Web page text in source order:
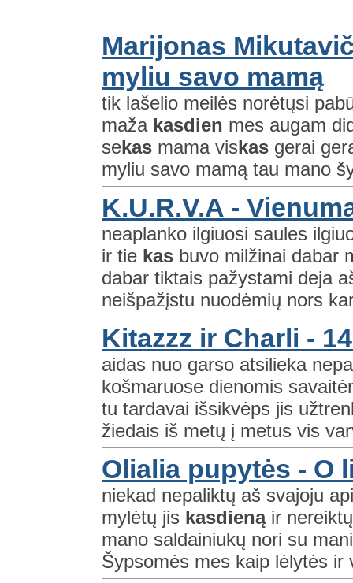
Marijonas
myliu savo mamą
tik lašelio meilės norėtųsi
maža kasdien mes augam
sekas mama viskas gerai
myliu savo mamą tau mano
K.U.R.V.A -
neaplanko ilgiuosi saules
ir tie kas buvo milžinai dabar
dabar tiktais pažystami deja
neišpažįstu nuodėmių nors
Kitazzz ir Charli -
aidas nuo garso atsilieka
košmaruose dienomis
tu tardavai išsikvėps jis
žiedais iš metų į metus vis
Olialia pupytės - O
niekad nepaliktų aš svajoju
mylėtų jis kasdienąir
mano saldainiukų nori su
Šypsomės mes kaip lėlytės ir